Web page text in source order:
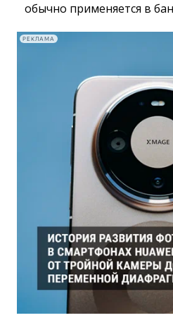
обычно применяется в
РЕКЛАМА